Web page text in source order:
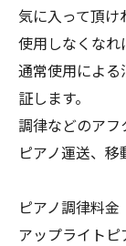
気に入って頂け
使用しなくなれ
通常使用によ
証します。
調律などのアフ
ピアノ運送、移
ピアノ調律料金
アップライトピ